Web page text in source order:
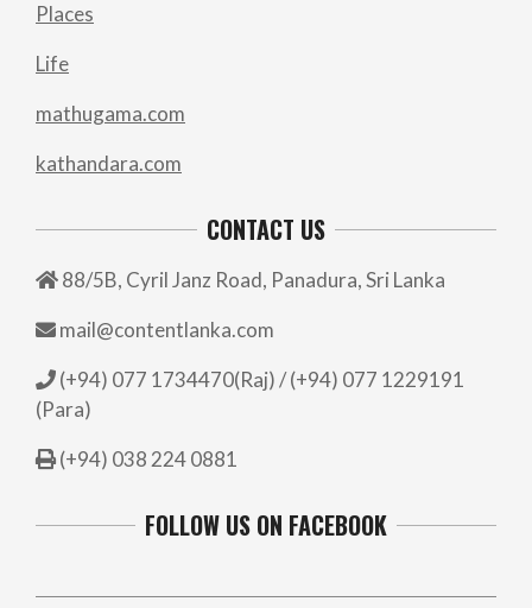
Places
Life
mathugama.com
kathandara.com
CONTACT US
88/5B, Cyril Janz Road, Panadura, Sri Lanka
mail@contentlanka.com
(+94) 077 1734470(Raj) / (+94) 077 1229191
(Para)
(+94) 038 224 0881
FOLLOW US ON FACEBOOK